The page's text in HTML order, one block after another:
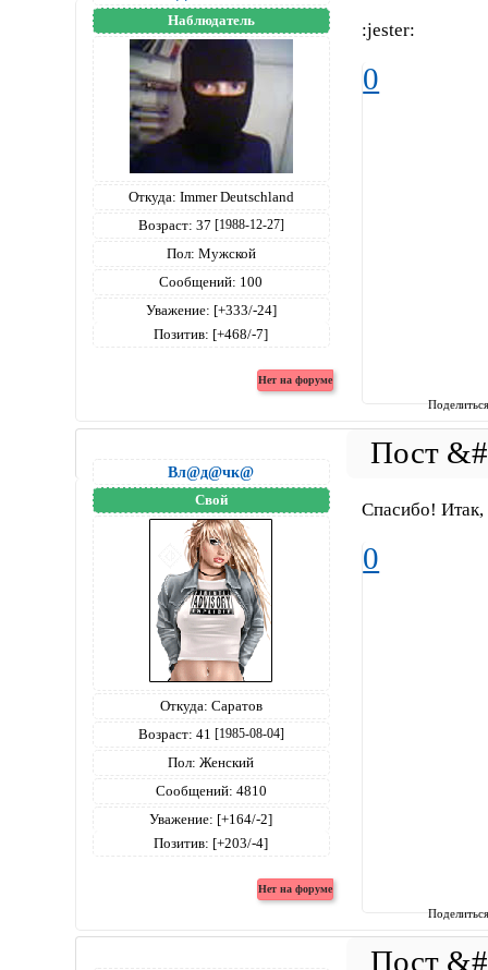
Наблюдатель
Откуда: Immer Deutschland
Возраст: 37 [1988-12-27]
Пол: Мужской
Сообщений: 100
Уважение: [+333/-24]
Позитив: [+468/-7]
:jester:
0
Вл@д@чк@
Свой
Откуда: Саратов
Возраст: 41 [1985-08-04]
Пол: Женский
Сообщений: 4810
Уважение: [+164/-2]
Позитив: [+203/-4]
Спасибо! Итак,
0